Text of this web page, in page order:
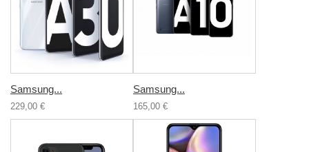
Samsung...
229,00 €
Samsung...
165,00 €